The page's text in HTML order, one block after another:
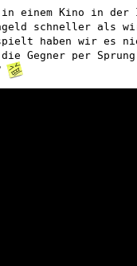
einem Kino in der
schneller als
haben wir es
Gegner per